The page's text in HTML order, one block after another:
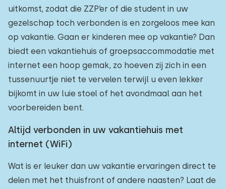
uitkomst, zodat die ZZP’er of die student in uw
gezelschap toch verbonden is en zorgeloos mee kan
op vakantie. Gaan er kinderen mee op vakantie? Dan
biedt een vakantiehuis of groepsaccommodatie met
internet een hoop gemak, zo hoeven zij zich in een
tussenuurtje niet te vervelen terwijl u even lekker
bijkomt in uw luie stoel of het avondmaal aan het
voorbereiden bent.
Altijd verbonden in uw vakantiehuis met
internet (WiFi)
Wat is er leuker dan uw vakantie ervaringen direct te
delen met het thuisfront of andere naasten? Laat de